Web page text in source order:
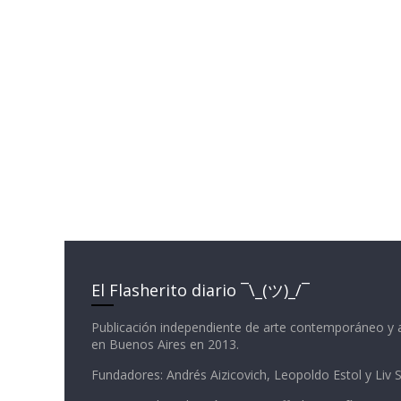
El Flasherito diario ¯\_(ツ)_/¯
Publicación independiente de arte contemporáneo y
en Buenos Aires en 2013.
Fundadores: Andrés Aizicovich, Leopoldo Estol y Liv